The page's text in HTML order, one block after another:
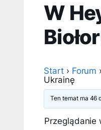
W
Start › Forum ›
Ukrainę
Ten temat ma 46